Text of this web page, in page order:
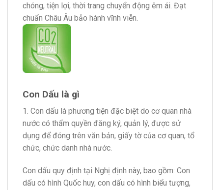
chóng, tiện lợi, thời trang chuyển động êm ái. Đạt
chuẩn Châu Âu bảo hành vĩnh viễn.
Con Dấu là gì
1. Con dấu là phương tiện đặc biệt do cơ quan nhà
nước có thẩm quyền đăng ký, quản lý, được sử
dụng để đóng trên văn bản, giấy tờ của cơ quan, tổ
chức, chức danh nhà nước.
Con dấu quy định tại Nghị định này, bao gồm: Con
dấu có hình Quốc huy, con dấu có hình biểu tượng,